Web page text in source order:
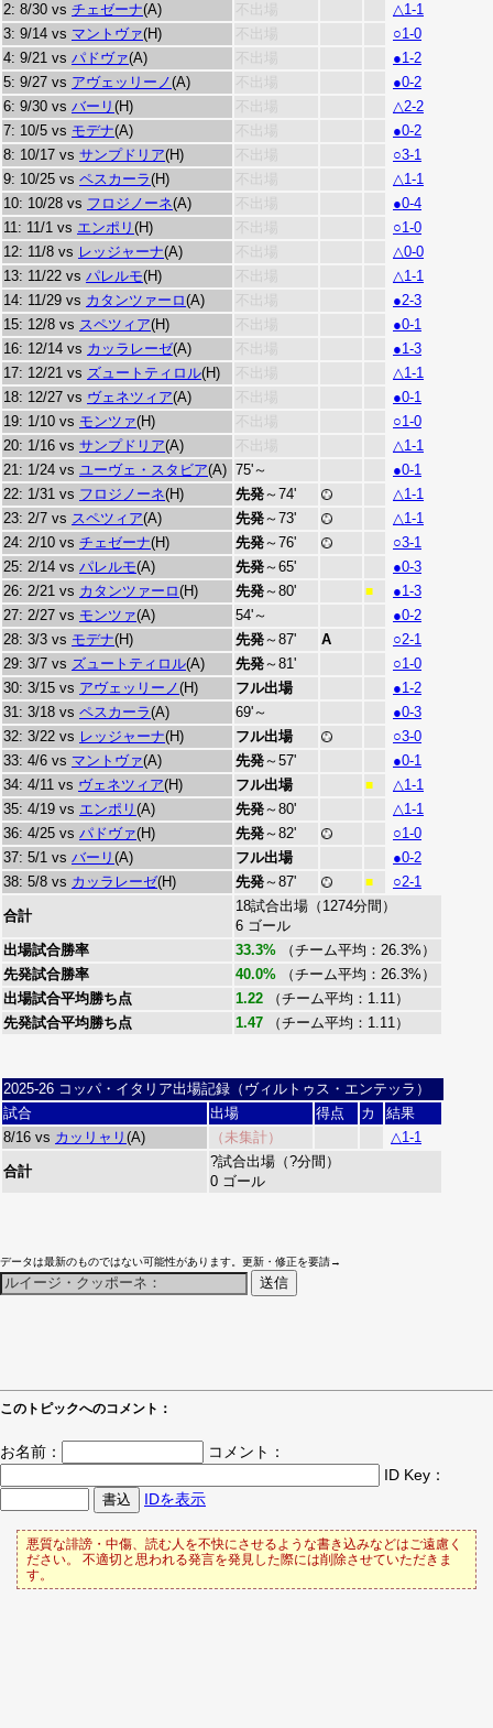
2: 8/30 vs チェゼーナ(A) 不出場
△1-1
3: 9/14 vs マントヴァ(H) 不出場
○1-0
4: 9/21 vs パドヴァ(A) 不出場
●1-2
5: 9/27 vs アヴェッリーノ(A) 不出場
●0-2
6: 9/30 vs バーリ (H) 不出場
△2-2
7: 10/5 vs モデナ(A) 不出場
●0-2
8: 10/17 vs サンプドリア(H) 不出場
○3-1
9: 10/25 vs ペスカーラ(H) 不出場
△1-1
10: 10/28 vs フロジノーネ(A) 不出場
●0-4
11: 11/1 vs エンポリ (H) 不出場
○1-0
12: 11/8 vs レッジャーナ(A) 不出場
△0-0
13: 11/22 vs パレルモ(H) 不出場
△1-1
14: 11/29 vs カタンツァーロ(A) 不出場
●2-3
15: 12/8 vs スペツィア(H) 不出場
●0-1
16: 12/14 vs カッラレーゼ(A) 不出場
●1-3
17: 12/21 vs ズュートティロル(H) 不出場
△1-1
18: 12/27 vs ヴェネツィア(A) 不出場
●0-1
19: 1/10 vs モンツァ(H) 不出場
○1-0
20: 1/16 vs サンプドリア(A) 不出場
△1-1
21: 1/24 vs ユーヴェ・スタビア(A) 75'～
●0-1
22: 1/31 vs フロジノーネ(H) 先発～74'
△1-1
23: 2/7 vs スペツィア(A) 先発～73'
△1-1
24: 2/10 vs チェゼーナ(H) 先発～76'
○3-1
25: 2/14 vs パレルモ(A) 先発～65'
●0-3
26: 2/21 vs カタンツァーロ(H) 先発～80' ■
●1-3
27: 2/27 vs モンツァ(A) 54'～
●0-2
28: 3/3 vs モデナ(H) 先発～87' A
○2-1
29: 3/7 vs ズュートティロル(A) 先発～81'
○1-0
30: 3/15 vs アヴェッリーノ(H) フル出場
●1-2
31: 3/18 vs ペスカーラ(A) 69'～
●0-3
32: 3/22 vs レッジャーナ(H) フル出場
○3-0
33: 4/6 vs マントヴァ(A) 先発～57'
●0-1
34: 4/11 vs ヴェネツィア(H) フル出場 ■
△1-1
35: 4/19 vs エンポリ (A) 先発～80'
△1-1
36: 4/25 vs パドヴァ(H) 先発～82'
○1-0
37: 5/1 vs バーリ (A) フル出場
●0-2
38: 5/8 vs カッラレーゼ(H) 先発～87' ■ ○2-1
合計
18試合出場（1274分間）
6 ゴール
出場試合勝率
33.3% （チーム平均：26.3%）
先発試合勝率
40.0% （チーム平均：26.3%）
出場試合平均勝ち点
1.22 （チーム平均：1.11）
先発試合平均勝ち点
1.47 （チーム平均：1.11）
2025-26 コッパ・イタリア出場記録（ヴィルトゥス・エンテッラ）
試合
出場 得点 カ
結果
8/16 vs カッリャリ (A) （未集計） △1-1
合計
?試合出場（?分間）
0 ゴール
データは最新のものではない可能性があります。更新・修正を要請→
このトピックへのコメント：
お名前：
コメント：
ID Key：
IDを表示
悪質な誹謗・中傷、読む人を不快にさせるような書き込みなどはご遠慮く
ださい。 不適切と思われる発言を発見した際には削除させていただきま
す。